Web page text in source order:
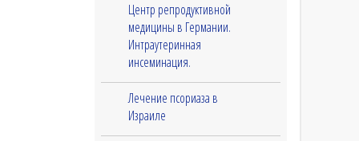
Центр репродуктивной
медицины в Германии.
Интраутеринная
инсеминация.
Лечение псориаза в
Израиле